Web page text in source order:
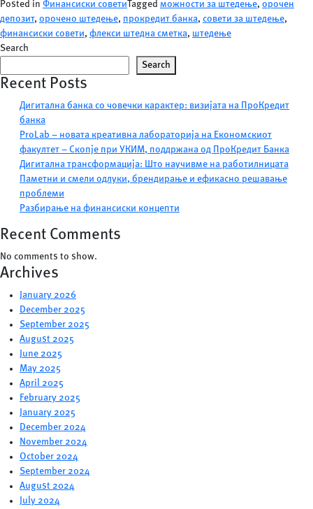
Posted in Финансиски советиTagged можности за штедење, орочен
депозит, орочено штедење, прокредит банка, совети за штедење,
финансиски совети, флекси штедна сметка, штедење
Search
Search
Recent Posts
Дигитална банка со човечки карактер: визијата на ПроКредит
банка
ProLab – новата креативна лабораторија на Економскиот
факултет – Скопје при УКИМ, поддржана од ПроКредит Банка
Дигитална трансформација: Што научивме на работилницата
Паметни и смели одлуки, брендирање и ефикасно решавање
проблеми
Разбирање на финансиски концепти
Recent Comments
No comments to show.
Archives
January 2026
December 2025
September 2025
August 2025
June 2025
May 2025
April 2025
February 2025
January 2025
December 2024
November 2024
October 2024
September 2024
August 2024
July 2024